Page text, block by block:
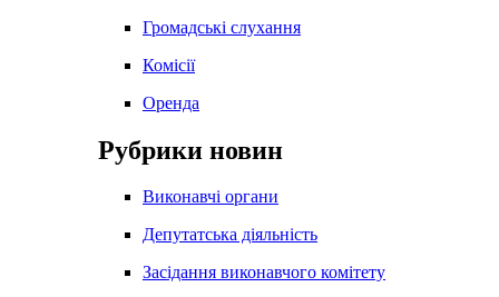
Громадські слухання
Комісії
Оренда
Рубрики новин
Виконавчі органи
Депутатська діяльність
Засідання виконавчого комітету